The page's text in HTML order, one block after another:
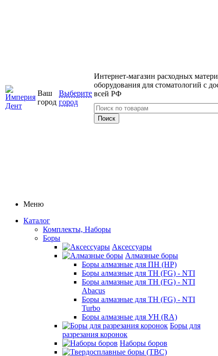
Ваш
город
Выберите
город
Интернет-магазин расходных
оборудования для стоматологий с
всей РФ
Меню
Каталог
Комплекты, Наборы
Боры
Аксессуары
Алмазные боры
Боры алмазные для ПН (HP)
Боры алмазные для ТН (FG) - NTI
Боры алмазные для ТН (FG) - NTI
Abacus
Боры алмазные для ТН (FG) - NTI
Turbo
Боры алмазные для УН (RA)
Боры для
разрезания коронок
Наборы боров